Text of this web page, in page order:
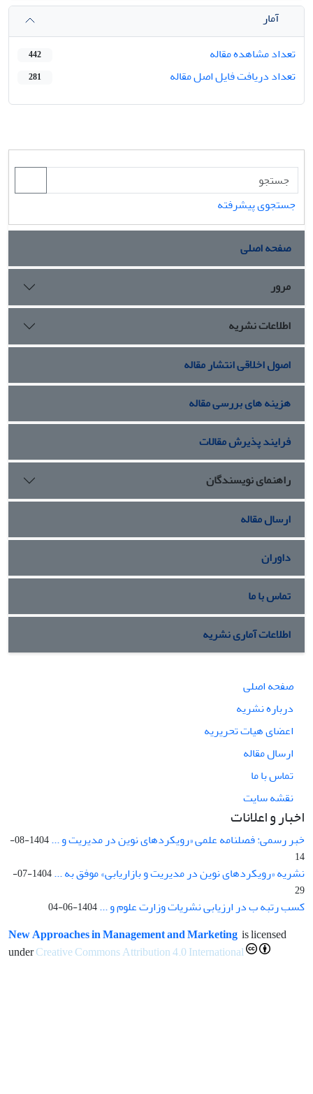
آمار
تعداد مشاهده مقاله
442
تعداد دریافت فایل اصل مقاله 281
جستجوی پیشرفته
صفحه اصلی
مرور
اطلاعات نشریه
اصول اخلاقی انتشار مقاله
هزینه های بررسی مقاله
فرایند پذیرش مقالات
راهنمای نویسندگان
ارسال مقاله
داوران
تماس با ما
اطلاعات آماری نشریه
صفحه اصلی
درباره نشریه
اعضای هیات تحریریه
ارسال مقاله
تماس با ما
نقشه سایت
اخبار و اعلانات
خبر رسمی: فصلنامه علمی «رویکردهای نوین در مدیریت و ...
1404-08-
14
نشریه «رویکردهای نوین در مدیریت و بازاریابی» موفق به ...
1404-07-
29
کسب رتبه ب در ارزیابی نشریات وزارت علوم و ...1404-06-04
New Approaches in Management and Marketing is licensed
underCreative Commons Attribution 4.0 International